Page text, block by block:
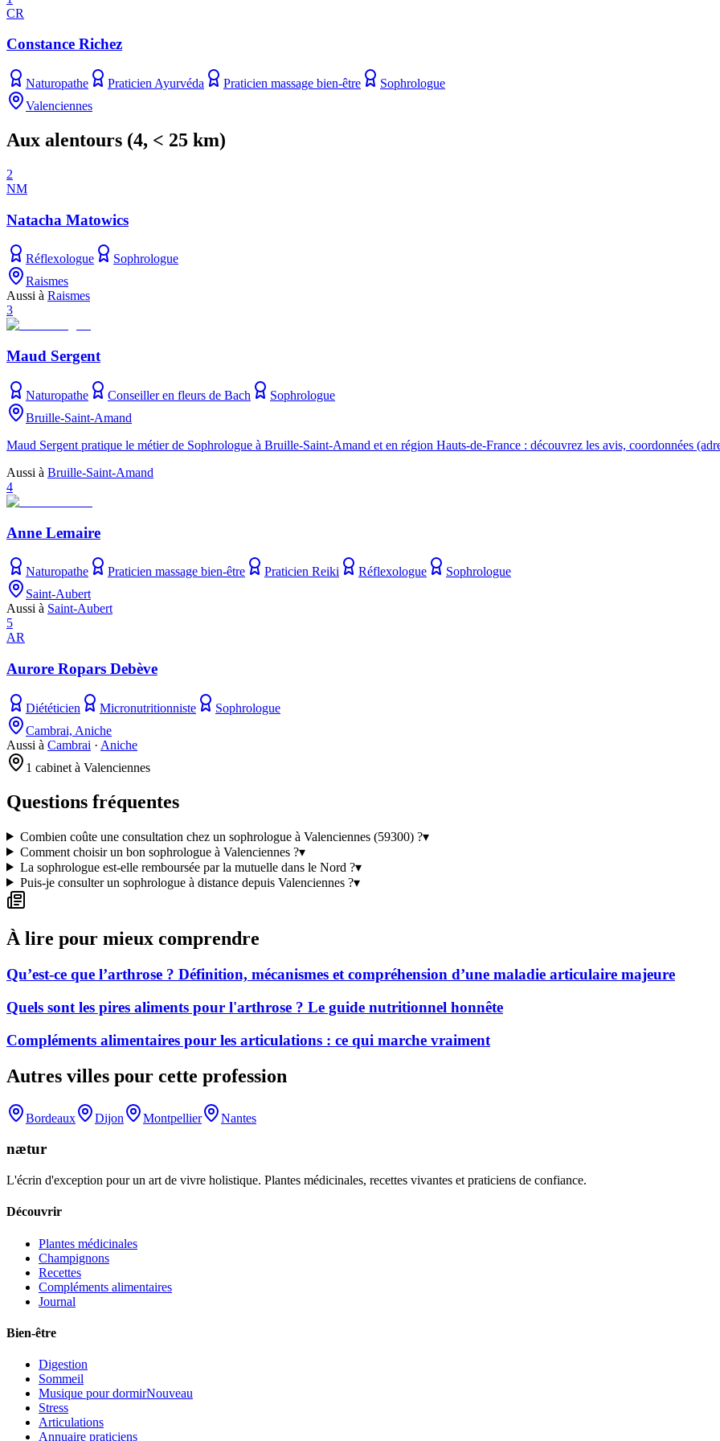
CR
Constance Richez
Naturopathe Praticien Ayurvéda Praticien massage bien-être
Sophrologue
Valenciennes
Aux alentours (4, < 25 km)
2
NM
Natacha Matowics
Réflexologue
Sophrologue
Raismes
Aussi à Raismes
3
Maud Sergent
Naturopathe Conseiller en fleurs de Bach
Sophrologue
Bruille-Saint-Amand
Maud Sergent pratique le métier de Sophrologue à Bruille-Saint-Amand et en région Hauts-de-France : découvrez les avis, coordonnées
Aussi à Bruille-Saint-Amand
4
Anne Lemaire
Naturopathe Praticien massage bien-être Praticien Reiki Réflexologue
Sophrologue
Saint-Aubert
Aussi à Saint-Aubert
5
AR
Aurore Ropars Debève
Diététicien Micronutritionniste
Sophrologue
Cambrai, Aniche
Aussi à Cambrai · Aniche
1 cabinet à Valenciennes
Questions fréquentes
Combien coûte une consultation chez un sophrologue à Valenciennes (59300) ?▾
Comment choisir un bon sophrologue à Valenciennes ?▾
La sophrologue est-elle remboursée par la mutuelle dans le Nord ?▾
Puis-je consulter un sophrologue à distance depuis Valenciennes ?▾
À lire pour mieux comprendre
Qu’est-ce que l’arthrose ? Définition, mécanismes et compréhension d’une maladie articulaire majeure
Quels sont les pires aliments pour l'arthrose ? Le guide nutritionnel honnête
Compléments alimentaires pour les articulations : ce qui marche vraiment
Autres villes pour cette profession
Bordeaux Dijon Montpellier Nantes
nætur
L'écrin d'exception pour un art de vivre holistique. Plantes médicinales, recettes vivantes et praticiens de confiance.
Découvrir
Plantes médicinales
Champignons
Recettes
Compléments alimentaires
Journal
Bien-être
Digestion
Sommeil
Musique pour dormirNouveau
Stress
Articulations
Annuaire praticiens